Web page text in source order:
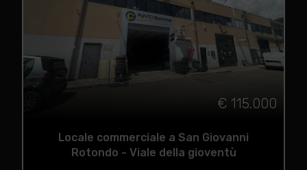
€ 115.000
Locale commerciale a San Giovanni
Rotondo - Viale della gioventù